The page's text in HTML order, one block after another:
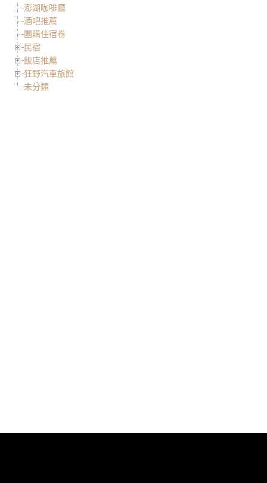
澎湖咖啡廳
酒吧推薦
團購住宿卷
民宿
飯店推薦
狂野汽車旅館
未分類